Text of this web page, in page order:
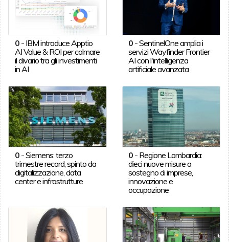
0- IBM introduce Apptio
AI Value & ROI per colmare
il divario tra gli investimenti
in AI
0 -SentinelOne amplia i
servizi Wayfinder Frontier
AI con l'intelligenza
artificiale avanzata
0-Siemens: terzo
trimestre record, spinto da
digitalizzazione, data
center e infrastrutture
0 - Regione Lombardia:
dieci nuove misure a
sostegno di imprese,
innovazione e
occupazione